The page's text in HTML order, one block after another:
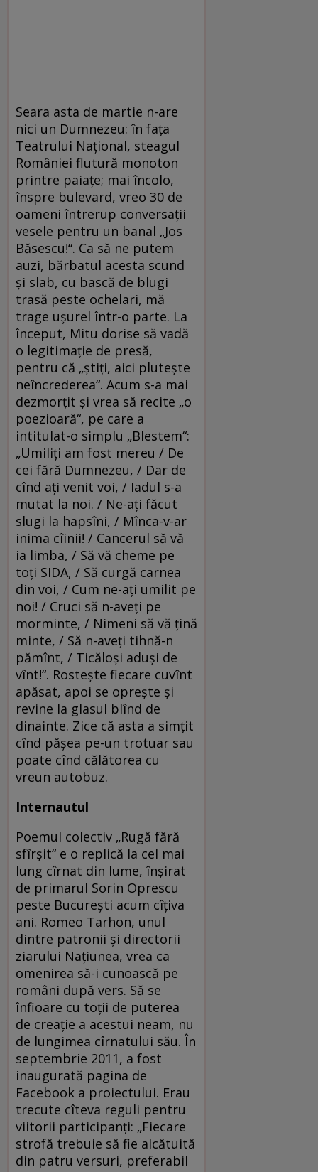
Seara asta de martie n-are
nici un Dumnezeu: în faţa
Teatrului Naţional, steagul
României flutură monoton
printre paiaţe; mai încolo,
înspre bulevard, vreo 30 de
oameni întrerup conversaţii
vesele pentru un banal „Jos
Băsescu!“. Ca să ne putem
auzi, bărbatul acesta scund
şi slab, cu bască de blugi
trasă peste ochelari, mă
trage uşurel într-o parte. La
început, Mitu dorise să vadă
o legitimaţie de presă,
pentru că „ştiţi, aici pluteşte
neîncrederea“. Acum s-a mai
dezmorţit şi vrea să recite „o
poezioară“, pe care a
intitulat-o simplu „Blestem“:
„Umiliţi am fost mereu / De
cei fără Dumnezeu, / Dar de
cînd aţi venit voi, / Iadul s-a
mutat la noi. / Ne-aţi făcut
slugi la hapsîni, / Mînca-v-ar
inima cîinii! / Cancerul să vă
ia limba, / Să vă cheme pe
toţi SIDA, / Să curgă carnea
din voi, / Cum ne-aţi umilit pe
noi! / Cruci să n-aveţi pe
morminte, / Nimeni să vă ţină
minte, / Să n-aveţi tihnă-n
pămînt, / Ticăloşi aduşi de
vînt!“. Rosteşte fiecare cuvînt
apăsat, apoi se opreşte şi
revine la glasul blînd de
dinainte. Zice că asta a simţit
cînd păşea pe-un trotuar sau
poate cînd călătorea cu
vreun autobuz.
Internautul
Poemul colectiv „Rugă fără
sfîrşit“ e o replică la cel mai
lung cîrnat din lume, înşirat
de primarul Sorin Oprescu
peste Bucureşti acum cîţiva
ani. Romeo Tarhon, unul
dintre patronii şi directorii
ziarului Naţiunea, vrea ca
omenirea să-i cunoască pe
români după vers. Să se
înfioare cu toţii de puterea
de creaţie a acestui neam, nu
de lungimea cîrnatului său. În
septembrie 2011, a fost
inaugurată pagina de
Facebook a proiectului. Erau
trecute cîteva reguli pentru
viitorii participanţi: „Fiecare
strofă trebuie să fie alcătuită
din patru versuri, preferabil